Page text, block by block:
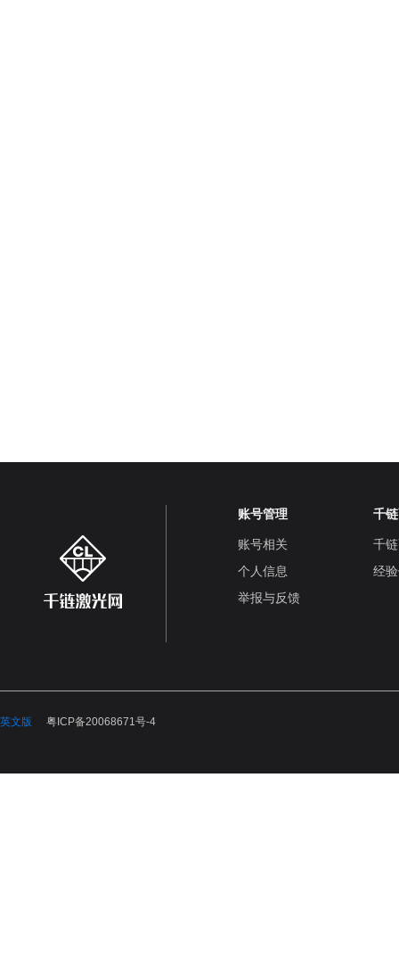
账号管理
账号相关
个人信息
举报与反馈
千
千
经
英文版 粤ICP备20068671号-4